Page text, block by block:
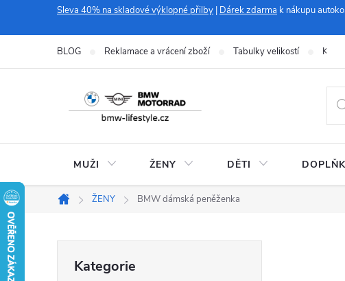
Sleva 40% na skladové výklopné přilby Dárek zdarma k nákupu
BLOG Reklamace a vrácení zboží Tabulky velikostí
MUŽI ŽENY DĚTI
Domů
ŽENY BMW dámská peněženka
kategorie
Kategorie